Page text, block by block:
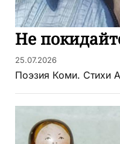
Не
25.07.2026
Поэзия Коми. Стихи